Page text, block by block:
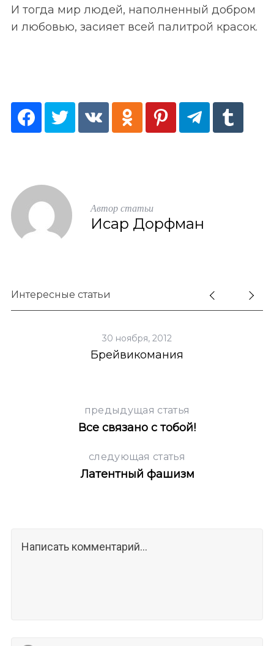
И тогда мир людей, наполненный добром
и любовью, засияет всей палитрой красок.
Автор статьи
Исар Дорфман
Интересные статьи
30 ноября, 2012
Брейвикомания
предыдущая статья
Все связано с тобой!
следующая статья
Латентный фашизм